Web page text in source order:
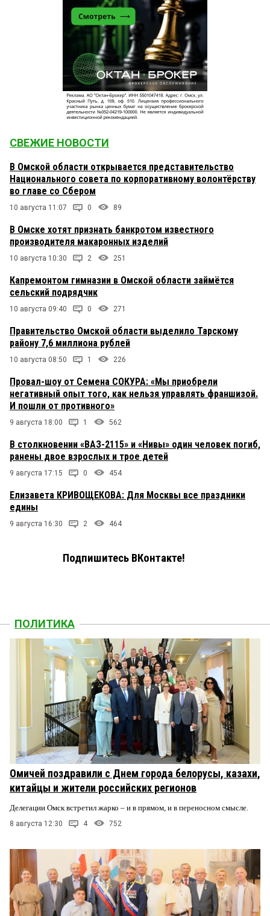
СВЕЖИЕ НОВОСТИ
В Омской области открывается представительство
Национального совета по корпоративному волонтёрству
во главе со Сбером
10 августа 11:07 0 89
В Омске хотят признать банкротом известного
производителя макаронных изделий
10 августа 10:30 2 251
Капремонтом гимназии в Омской области займётся
сельский подрядчик
10 августа 09:40 0 271
Правительство Омской области выделило Тарскому
району 7,6 миллиона рублей
10 августа 08:50 1 226
Провал-шоу от Семена СОКУРА: «Мы приобрели
негативный опыт того, как нельзя управлять франшизой.
И пошли от противного»
9 августа 18:00 1 562
В столкновении «ВАЗ-2115» и «Нивы» один человек погиб,
ранены двое взрослых и трое детей
9 августа 17:15 0 454
Елизавета КРИВОЩЕКОВА: Для Москвы все праздники
едины
9 августа 16:30 2 464
Подпишитесь ВКонтакте!
ПОЛИТИКА
Омичей поздравили с Днем города белорусы, казахи,
китайцы и жители российских регионов
Делегации Омск встретил жарко – и в прямом, и в переносном смысле.
8 августа 12:30 4 752